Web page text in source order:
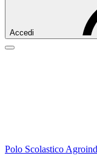
Accedi
Polo Scolastico